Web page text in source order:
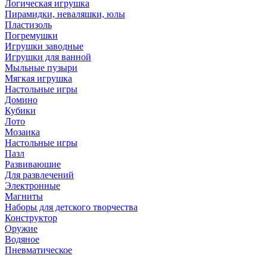
Логическая игрушка
Пирамидки, неваляшки, юлы
Пластизоль
Погремушки
Игрушки заводные
Игрушки для ванной
Мыльные пузыри
Мягкая игрушка
Настольные игры
Домино
Кубики
Лото
Мозаика
Настольные игры
Пазл
Развиваюшие
Для развлечений
Электронные
Магниты
Наборы для детского творчества
Конструктор
Оружие
Водяное
Пневматическое